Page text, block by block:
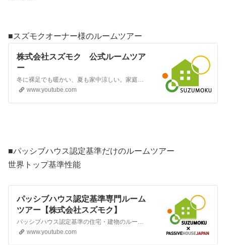
■スズモクオーナー様のルームツアー
株式会社スズモク 公式ルームツア
ー
冬に裸足でも暖かい、夏も家中涼しい。家庭用エアコン1台で全館冷暖房が出来るので、冷暖房費用も安くて室内は快適な家をつくっています。私たちの家づくりのテーマは「ずっとお金のかからない家」をつくろうです。省エネでメンテナンス費用もあまりかからず、保険費用や固定資産税も安く出来る家づくりが可能です。室内の衣類やふとんも少なく済み、お風呂の温度も低めでも大丈夫です。…
www.youtube.com
■パッシブハウス認定基準だけのルームツアー
世界トップ基準性能
パッシブハウス認定基準専門ルーム
ツアー【株式会社スズモク】
パッシブハウス認定基準の住宅・建物のルームツアーチャンネルです。断熱温熱環境に関しては世界基準のレベルになっていますが、実際に生活がどう変わるのか、どんな利便性を向上できるのか、ぜひ知っていただきたい。
www.youtube.com